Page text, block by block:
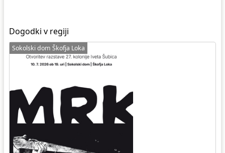
Dogodki v regiji
Sokolski dom Škofja Loka